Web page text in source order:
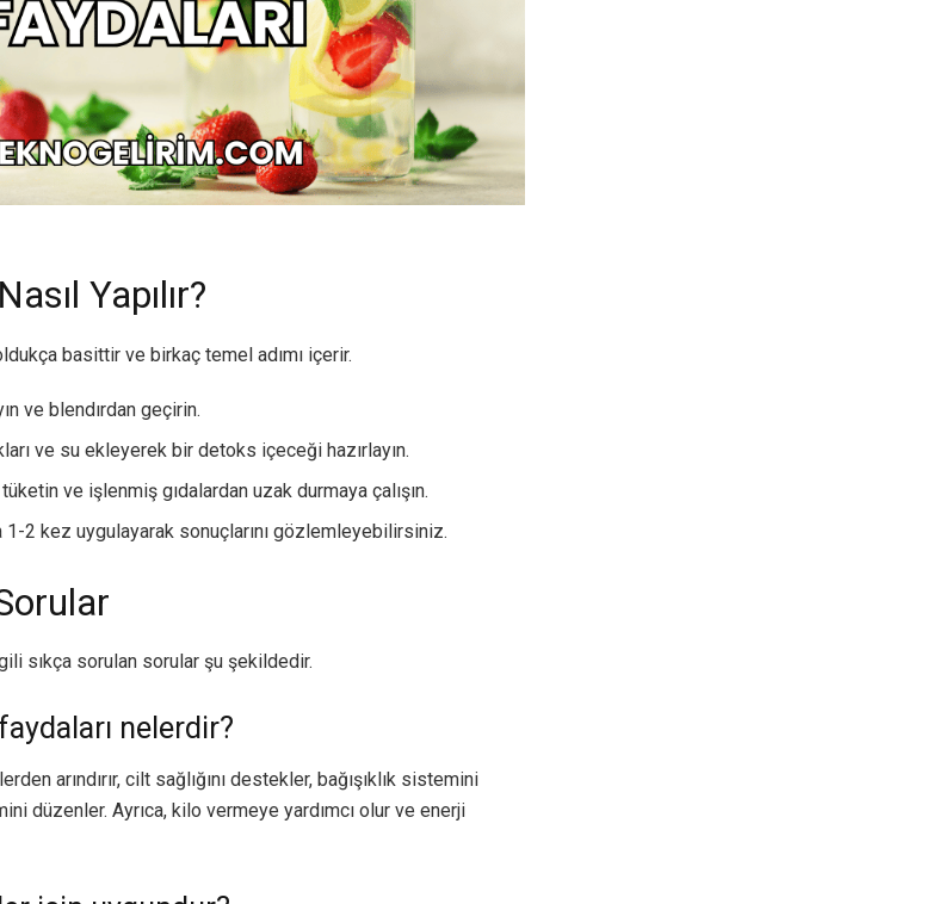
Yapılır?
basittir ve birkaç temel adımı içerir.
ve blendırdan geçirin.
ve su ekleyerek bir detoks içeceği hazırlayın.
ve işlenmiş gıdalardan uzak durmaya çalışın.
2 kez uygulayarak sonuçlarını gözlemleyebilirsiniz.
sıkça sorulan sorular şu şekildedir.
nelerdir?
arındırır, cilt sağlığını destekler, bağışıklık sistemini
düzenler. Ayrıca, kilo vermeye yardımcı olur ve enerji